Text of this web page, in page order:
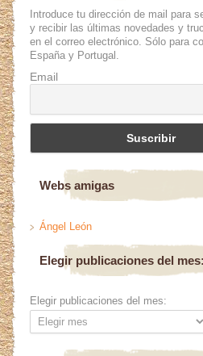
Introduce tu dirección de mail para
y recibir las últimas novedades y
en el correo electrónico. Sólo para
España y Portugal.
Email
Webs amigas
Ángel León
Elegir publicaciones del mes:
Elegir publicaciones del mes: